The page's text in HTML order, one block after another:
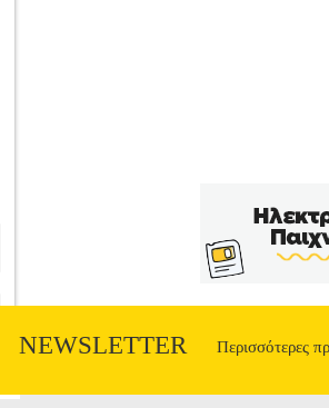
NEWSLETTER Περισσότερες